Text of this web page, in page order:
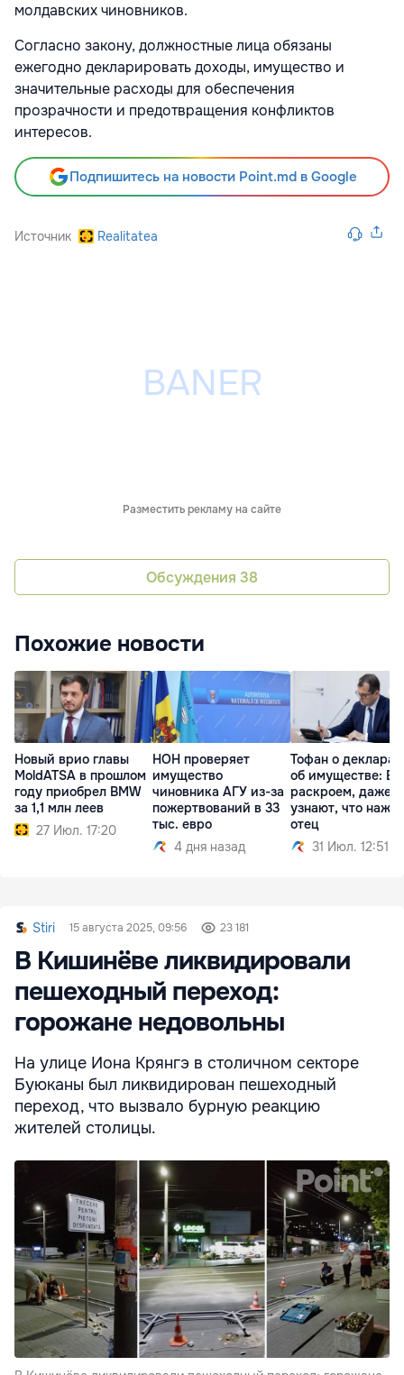
молдавских чиновников.
Согласно закону, должностные лица обязаны
ежегодно декларировать доходы, имущество и
значительные расходы для обеспечения
прозрачности и предотвращения конфликтов
интересов.
Подпишитесь на новости Point.md в Google
Источник Realitatea
Разместить рекламу на сайте
Обсуждения 38
Похожие новости
Новый врио главы
MoldATSA в прошлом
году приобрел BMW
за 1,1 млн леев
27 Июл. 17:20
НОН проверяет
имущество
чиновника АГУ из-за
пожертвований в 33
тыс. евро
4 дня назад
Тофан о
об имуществе:
раскроем, даже
узнают, что
отец
31 Июл. 12:51
Stiri 15 августа 2025, 09:56 23 181
В Кишинёве ликвидировали
пешеходный переход:
горожане недовольны
На улице Иона Крянгэ в столичном секторе
Буюканы был ликвидирован пешеходный
переход, что вызвало бурную реакцию
жителей столицы.